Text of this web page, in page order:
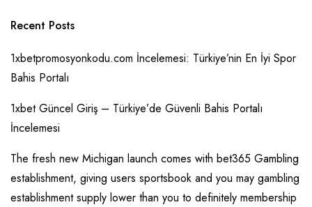
Recent Posts
1xbetpromosyonkodu.com İncelemesi: Türkiye’nin En İyi Spor
Bahis Portalı
1xbet Güncel Giriş – Türkiye’de Güvenli Bahis Portalı
İncelemesi
The fresh new Michigan launch comes with bet365 Gambling
establishment, giving users sportsbook and you may gambling
establishment supply lower than you to definitely membership